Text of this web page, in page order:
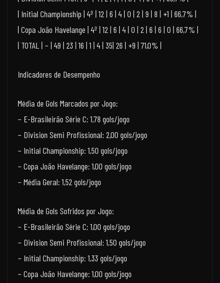
| Initial Championship | 4º | 12 | 6 | 4 | 0 | 2 | 9 | 8 | +1 | 66,7% |
| Copa João Havelange | 4º | 12 | 6 | 4 | 0 | 2 | 6 | 6 | 0 | 66,7% |
| TOTAL | – | 49 | 23 | 16 | 1 | 4 | 35| 26 | +9 | 71,0% |
Indicadores de Desempenho
Média de Gols Marcados por Jogo:
– E-Brasileirão Série C: 1,78 gols/jogo
– Division Semi Profissional: 2,00 gols/jogo
– Initial Championship: 1,50 gols/jogo
– Copa João Havelange: 1,00 gols/jogo
– Média Geral: 1,52 gols/jogo
Média de Gols Sofridos por Jogo:
– E-Brasileirão Série C: 1,00 gols/jogo
– Division Semi Profissional: 1,50 gols/jogo
– Initial Championship: 1,33 gols/jogo
– Copa João Havelange: 1,00 gols/jogo